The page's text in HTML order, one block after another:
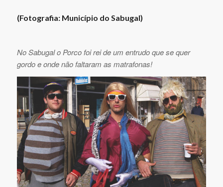
(Fotografia: Município do Sabugal)
No Sabugal o Porco foi rei de um entrudo que se quer
gordo e onde não faltaram as matrafonas!